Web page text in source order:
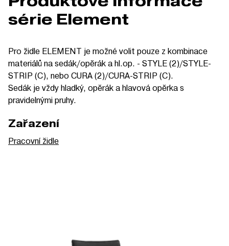
série Element
Pro židle ELEMENT je možné volit pouze z kombinace
materiálů na sedák/opěrák a hl.op. - STYLE (2)/STYLE-
STRIP (C), nebo CURA (2)/CURA-STRIP (C).
Sedák je vždy hladký, opěrák a hlavová opěrka s
pravidelnými pruhy.
Zařazení
Pracovní židle